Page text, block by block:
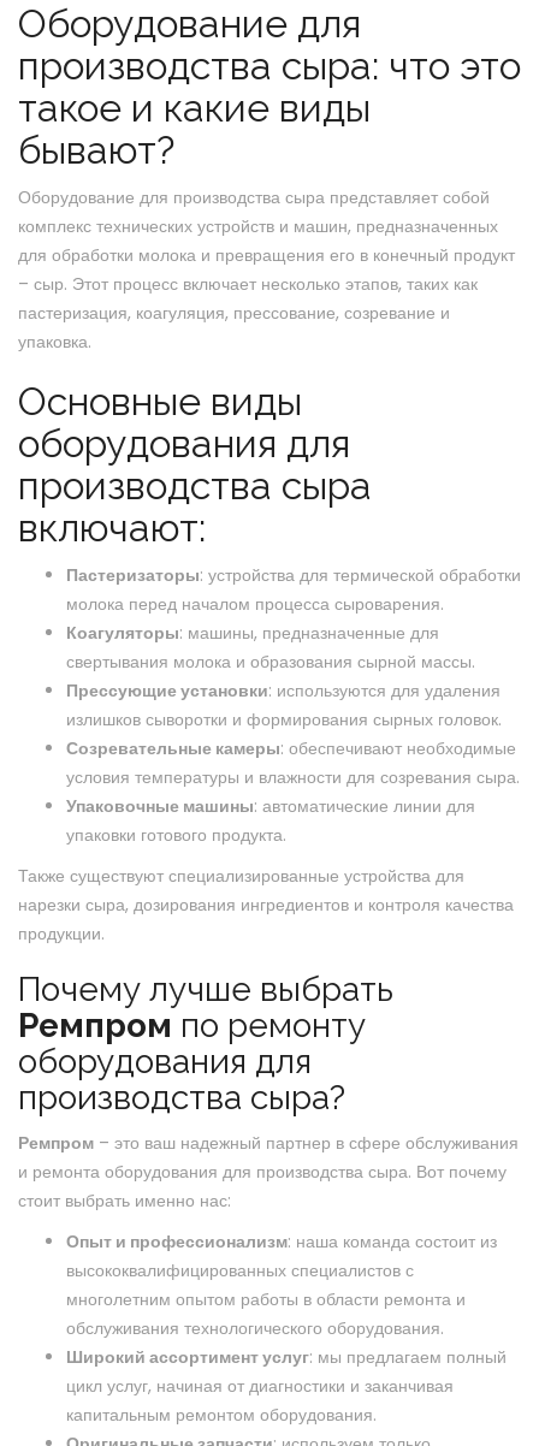
Оборудование для
производства сыра: что это
такое и какие виды
бывают?
Оборудование для производства сыра представляет собой
комплекс технических устройств и машин, предназначенных
для обработки молока и превращения его в конечный продукт
– сыр. Этот процесс включает несколько этапов, таких как
пастеризация, коагуляция, прессование, созревание и
упаковка.
Основные виды
оборудования для
производства сыра
включают:
Пастеризаторы: устройства для термической обработки
молока перед началом процесса сыроварения.
Коагуляторы: машины, предназначенные для
свертывания молока и образования сырной массы.
Прессующие установки: используются для удаления
излишков сыворотки и формирования сырных головок.
Созревательные камеры: обеспечивают необходимые
условия температуры и влажности для созревания сыра.
Упаковочные машины: автоматические линии для
упаковки готового продукта.
Также существуют специализированные устройства для
нарезки сыра, дозирования ингредиентов и контроля качества
продукции.
Почему лучше выбрать
Ремпром по ремонту
оборудования для
производства сыра?
Ремпром – это ваш надежный партнер в сфере обслуживания
и ремонта оборудования для производства сыра. Вот почему
стоит выбрать именно нас:
Опыт и профессионализм: наша команда состоит из
высококвалифицированных специалистов с
многолетним опытом работы в области ремонта и
обслуживания технологического оборудования.
Широкий ассортимент услуг: мы предлагаем полный
цикл услуг, начиная от диагностики и заканчивая
капитальным ремонтом оборудования.